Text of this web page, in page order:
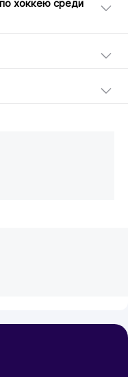
хоккею среди